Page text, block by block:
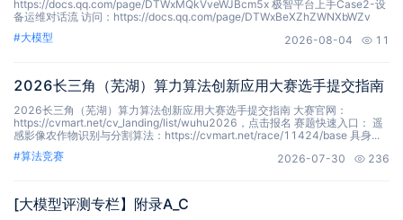
https://docs.qq.com/page/DTWxMQkVveWJBcm5x 极智平台上手Case2-设
备运维对话流 访问：https://docs.qq.com/page/DTWxBeXZhZWNXbWZv
#大模型 2026-08-04 11
2026长三角（芜湖）算力算法创新应用大赛选手提交指南
2026长三角（芜湖）算力算法创新应用大赛选手提交指南 大赛官网：
https://cvmart.net/cv_landing/list/wuhu2026，点击报名 赛题快速入口： 遥
感影像农作物识别与分割算法：https://cvmart.net/race/11424/base 具身...
#算法竞赛 2026-07-30 236
[大模型评测专栏】附录A_C